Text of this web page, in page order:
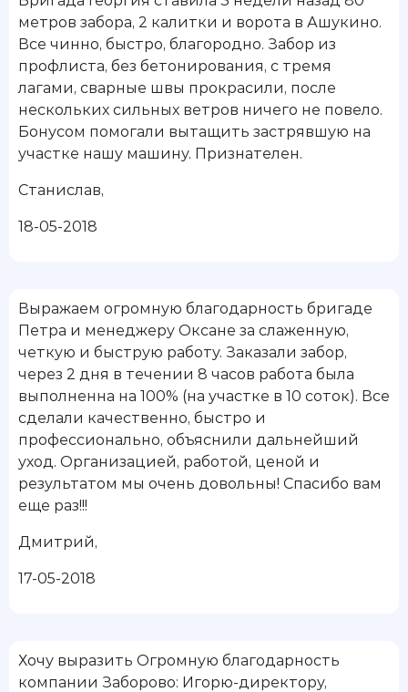
метров забора, 2 калитки и ворота в Ашукино.
Все чинно, быстро, благородно. Забор из
профлиста, без бетонирования, с тремя
лагами, сварные швы прокрасили, после
нескольких сильных ветров ничего не повело.
Бонусом помогали вытащить застрявшую на
участке нашу машину. Признателен.
Станислав,
18-05-2018
Выражаем огромную благодарность бригаде
Петра и менеджеру Оксане за слаженную,
четкую и быструю работу. Заказали забор,
через 2 дня в течении 8 часов работа была
выполненна на 100% (на участке в 10 соток). Все
сделали качественно, быстро и
профессионально, объяснили дальнейший
уход. Организацией, работой, ценой и
результатом мы очень довольны! Спасибо вам
еще раз!!!
Дмитрий,
17-05-2018
Хочу выразить Огромную благодарность
компании Заборово: Игорю-директору,